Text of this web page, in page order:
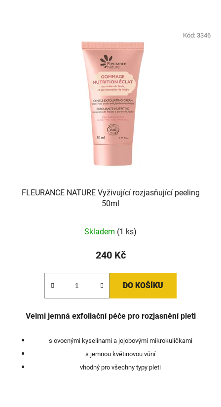
FLEURANCE NATURE Vyživující rozjasňující peeling
50ml
Skladem (1 ks)
240 Kč
DO KOŠÍKU
Velmi jemná exfoliační péče pro rozjasnění pleti
s ovocnými kyselinami a jojobovými mikrokuličkami
s jemnou květinovou vůní
vhodný pro všechny typy pleti
Kód: 3346